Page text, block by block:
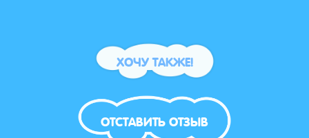
ХОЧУ ТАКЖЕ!
ОТСТАВИТЬ ОТЗЫВ